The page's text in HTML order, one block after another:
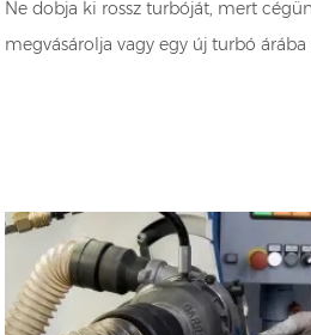
Ne dobja ki rossz turbóját, mert
megvásárolja vagy egy új turbó árába